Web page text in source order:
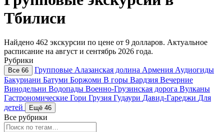
Тбилиси
Найдено 462 экскурсии по цене от 9 долларов. Актуальное
расписание на август и сентябрь 2026 года.
Рубрики
Все 66 Групповые Алазанская долина Армения Аудиогиды
Бакуриани Батуми Боржоми В горы Вардзия Вечерние
Винодельни Водопады Военно-Грузинская дорога Вулканы
Гастрономические Гори Грузия Гудаури Давид-Гареджи Для
детей
Ещё 46
Все рубрики